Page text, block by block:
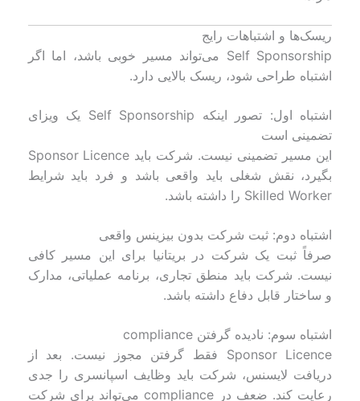
ریسک‌ها و اشتباهات رایج
Self Sponsorship می‌تواند مسیر خوبی باشد، اما اگر
اشتباه طراحی شود، ریسک بالایی دارد.
اشتباه اول: تصور اینکه Self Sponsorship یک ویزای
تضمینی است
این مسیر تضمینی نیست. شرکت باید Sponsor Licence
بگیرد، نقش شغلی باید واقعی باشد و فرد باید شرایط
Skilled Worker را داشته باشد.
اشتباه دوم: ثبت شرکت بدون بیزینس واقعی
صرفاً ثبت یک شرکت در بریتانیا برای این مسیر کافی
نیست. شرکت باید منطق تجاری، برنامه عملیاتی، مدارک
و ساختار قابل دفاع داشته باشد.
اشتباه سوم: نادیده گرفتن compliance
Sponsor Licence فقط گرفتن مجوز نیست. بعد از
دریافت لایسنس، شرکت باید وظایف اسپانسری را جدی
رعایت کند. ضعف در compliance می‌تواند برای شرکت